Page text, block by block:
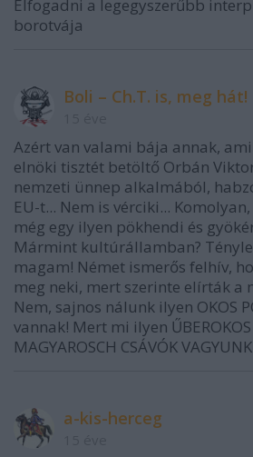
Elfogadni a legegyszerűbb
borotvája
Boli – Ch.T. is, meg hát!
Azért van valami bája annak,
elnöki tisztét betöltő Orbán
nemzeti ünnep alkalmából,
EU-t... Nem is vérciki...
még egy ilyen pökhendi és
Mármint kultúrállamban?
magam! Német ismerős felhív,
meg neki, mert szerinte elírták a
Nem, sajnos nálunk ilyen OKOS
vannak! Mert mi ilyen ŰBEROKOS
MAGYAROSCH CSÁVÓK
a-kis-herceg